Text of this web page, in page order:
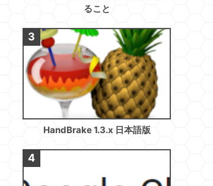
ること
HandBrake 1.3.x 日本語版